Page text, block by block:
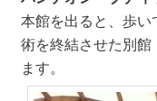
本館を出ると、歩
術を終結させた別館
ます。